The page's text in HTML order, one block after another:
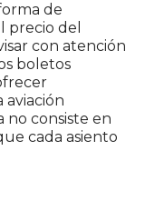
de
precio del
con atención
boletos
aviación
no consiste en
cada asiento